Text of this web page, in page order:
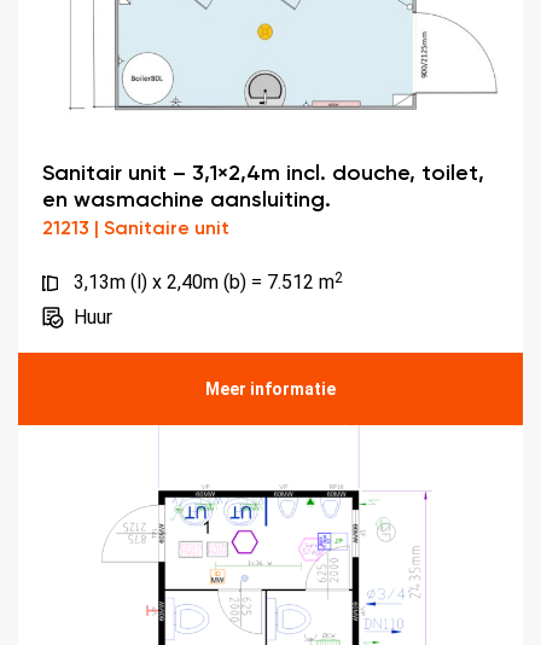
Sanitair unit – 3,1×2,4m incl. douche, toilet,
en wasmachine aansluiting.
21213 | Sanitaire unit
3,13m (l) x 2,40m (b) = 7.512 m2
Huur
Meer informatie